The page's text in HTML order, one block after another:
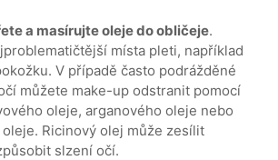
a masírujte oleje do obličeje.
místa pleti, například
V případě často podrážděné
můžete make-up odstranit pomocí
oleje, arganového oleje nebo
Ricinový olej může zesílit
slzení očí.